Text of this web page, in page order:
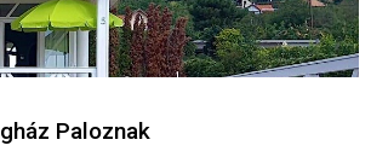
Paloznak